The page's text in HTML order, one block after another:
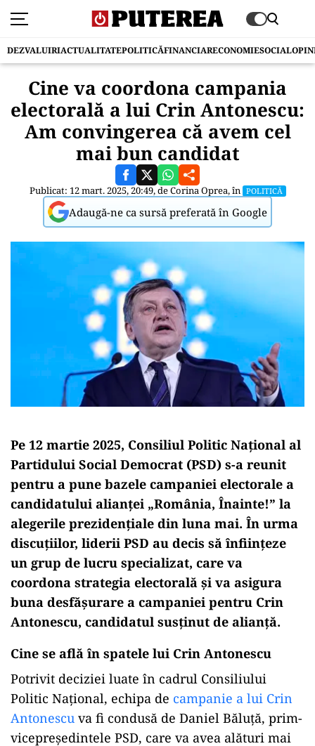
DEZVALUIRIACTUALITATEPOLITICĂFINANCIARECONOMIESOCIAL
Cine va coordona campania
electorală a lui Crin Antonescu:
Am convingerea că avem cel
mai bun candidat
Publicat: 12 mart. 2025, 20:49, deCorina Oprea, în POLITICĂ
Adaugă-ne ca sursă preferată în Google
Pe 12 martie 2025, Consiliul Politic Național al
Partidului Social Democrat (PSD) s-a reunit
pentru a pune bazele campaniei electorale a
candidatului alianței „România, Înainte!” la
alegerile prezidențiale din luna mai. În urma
discuțiilor, liderii PSD au decis să înființeze
un grup de lucru specializat, care va
coordona strategia electorală și va asigura
buna desfășurare a campaniei pentru Crin
Antonescu, candidatul susținut de alianță.
Cine se află în spatele lui Crin Antonescu
Potrivit deciziei luate în cadrul Consiliului
Politic Național, echipa de campanie a lui Crin
Antonescu va fi condusă de Daniel Băluță, prim-
vicepreședintele PSD, care va avea alături mai